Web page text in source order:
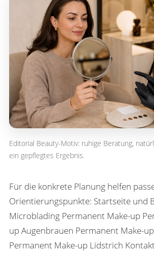
Editorial Beauty-Motiv: ruhige Beratung,
ein gepflegtes Ergebnis.
Für die konkrete Planung helfen
Orientierungspunkte: Startseite und
Microblading Permanent Make-up
up Augenbrauen Permanent Make-
Permanent Make-up Lidstrich